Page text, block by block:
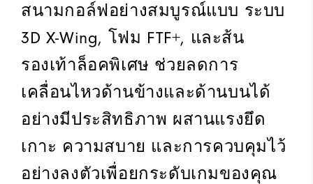
สนามกอล์ฟอย่างสมบูรณ์แบบ ระบบ
3D X-Wing, โฟม FTF+, และส้น
รองเท้าล็อคพิเศษ ช่วยลดการ
เคลื่อนไหวด้านข้างและด้านบนได้
อย่างมีประสิทธิภาพ ผสานแรงยึด
เกาะ ความสบาย และการควบคุมไว้
อย่างลงตัวเพื่อยกระดับเกมของคุณ